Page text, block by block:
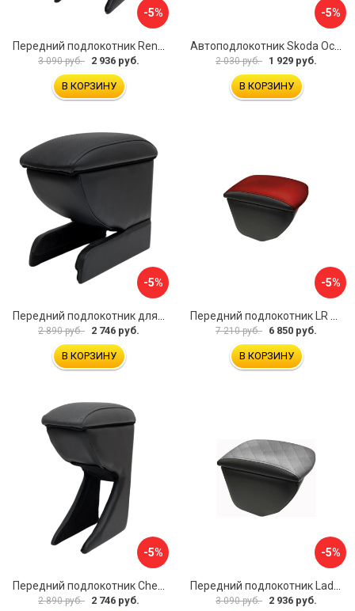
-5%
3 090 руб. 2 936 руб.
В КОРЗИНУ
-5%
2 030 руб. 1 929 руб.
В КОРЗИНУ
-5%
2 890 руб. 2 746 руб.
В КОРЗИНУ
-5%
7 210 руб. 6 850 руб.
В КОРЗИНУ
-5%
2 890 руб. 2 746 руб.
-5%
3 090 руб. 2 936 руб.